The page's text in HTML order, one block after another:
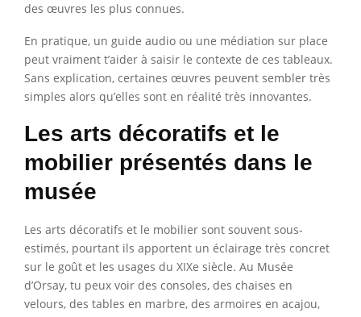
des œuvres les plus connues.
En pratique, un guide audio ou une médiation sur place
peut vraiment t’aider à saisir le contexte de ces tableaux.
Sans explication, certaines œuvres peuvent sembler très
simples alors qu’elles sont en réalité très innovantes.
Les arts décoratifs et le
mobilier présentés dans le
musée
Les arts décoratifs et le mobilier sont souvent sous-
estimés, pourtant ils apportent un éclairage très concret
sur le goût et les usages du XIXe siècle. Au Musée
d’Orsay, tu peux voir des consoles, des chaises en
velours, des tables en marbre, des armoires en acajou,